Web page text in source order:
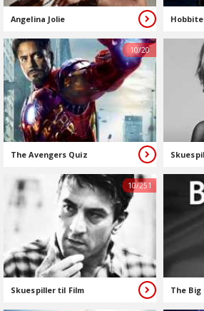
Angelina Jolie
The Avengers Quiz
10/20
Skuespiller til Film
10/251
The Big